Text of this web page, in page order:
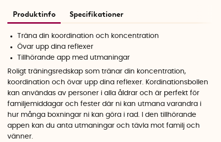
Produktinfo Specifikationer
Träna din koordination och koncentration
Övar upp dina reflexer
Tillhörande app med utmaningar
Roligt träningsredskap som tränar din koncentration,
koordination och övar upp dina reflexer. Kordinationsbollen
kan användas av personer i alla åldrar och är perfekt för
familjemiddagar och fester där ni kan utmana varandra i
hur många boxningar ni kan göra i rad. I den tillhörande
appen kan du anta utmaningar och tävla mot familj och
vänner.